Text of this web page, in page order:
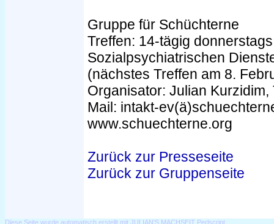
Gruppe für Schüchterne
Treffen: 14-tägig
Sozialpsychiatrischen
(nächstes Treffen am 8.
Organisator: Julian
Mail: intakt-
www.schuechterne.org
Zurück zur Presseseite
Zurück zur Gruppenseite
Diese Seite wurde automatisch erstellt mit JULIAN'S MACHSEIT Perlscript